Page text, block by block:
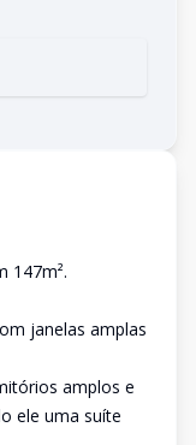
147m².
janelas amplas
amplos e
ele uma suíte